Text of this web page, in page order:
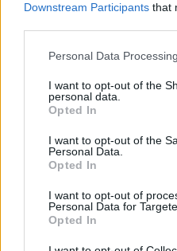
Downstream Participants that
Personal Data
I want to opt-out of the
personal data.
Opted In
I want to opt-out of the
Personal Data.
Opted In
I want to opt-out of
Personal Data for
Opted In